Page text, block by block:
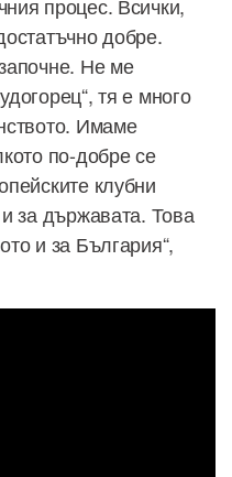
процес. Всички,
добре.
Не ме
тя е много
Имаме
по-добре се
клубни
за държавата. Това
и за България“,